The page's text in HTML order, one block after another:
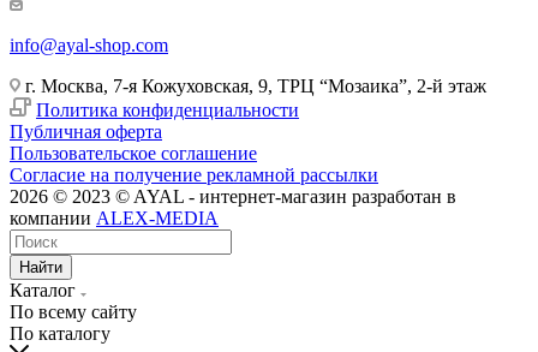
info@ayal-shop.com
г. Москва, 7-я Кожуховская, 9, ТРЦ “Мозаика”, 2-й этаж
Политика конфиденциальности
Публичная оферта
Пользовательское соглашение
Согласие на получение рекламной рассылки
2026 © 2023 © AYAL - интернет-магазин разработан в
компании ALEX-MEDIA
Найти
Каталог
По всему сайту
По каталогу